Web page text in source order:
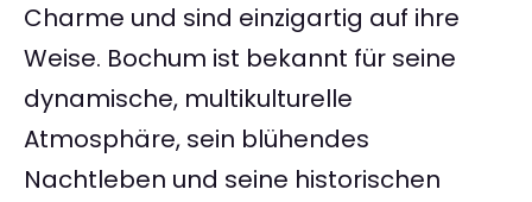
Charme und sind einzigartig auf ihre
Weise. Bochum ist bekannt für seine
dynamische, multikulturelle
Atmosphäre, sein blühendes
Nachtleben und seine historischen